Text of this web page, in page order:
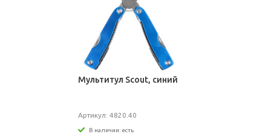
Мультитул Scout, синий
Артикул: 4820.40
В наличии: есть